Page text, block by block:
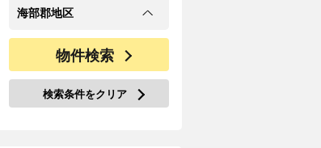
海部郡地区
物件検索
検索条件をクリア